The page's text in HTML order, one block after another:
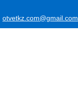
otvetkz.com@gmail.com